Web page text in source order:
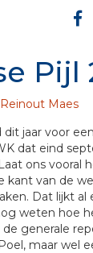
Pijl
Reinout Maes
dit jaar voor
dat eind
ons vooral
kant van de
Dat lijkt al
weten hoe
generale
maar wel